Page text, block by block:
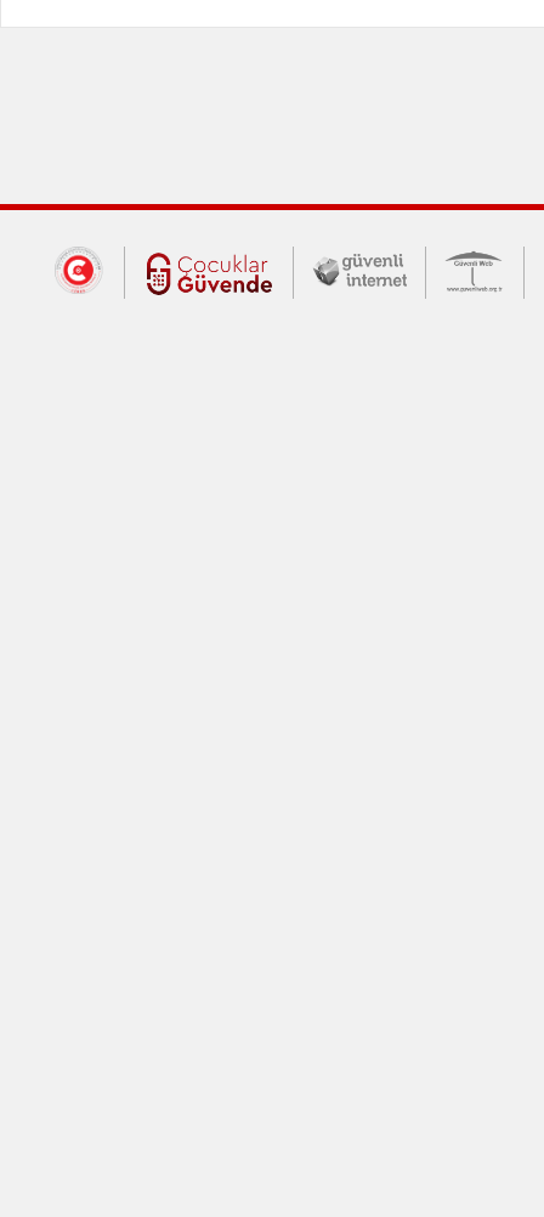
Dış Bağlantılar
Cumhurbaşkanlığı İletişim Merkezi
Çocuklar Güvende (yeni
Güvenli